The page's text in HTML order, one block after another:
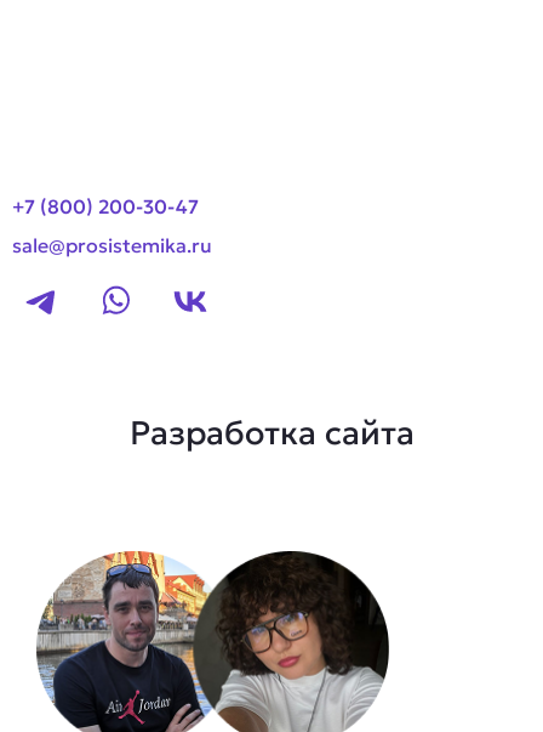
+7 (800) 200-30-47
sale@prosistemika.ru
Разработка сайта